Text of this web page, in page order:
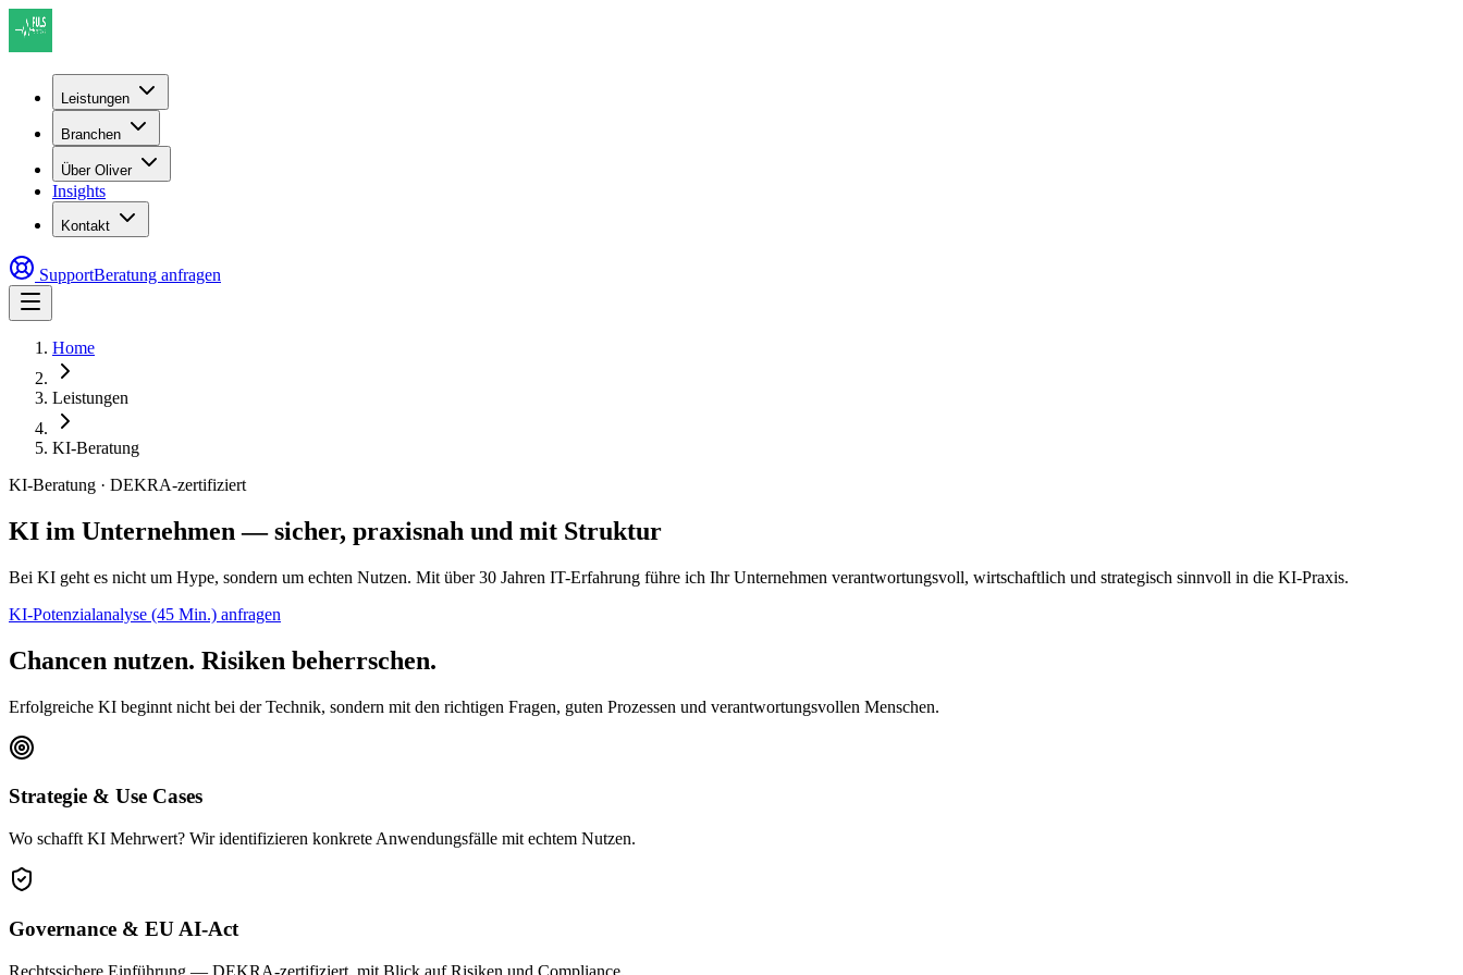
Leistungen
Branchen
Über Oliver
Insights
Kontakt
SupportBeratung anfragen
Home
Leistungen
KI-Beratung
KI-Beratung · DEKRA-zertifiziert
KI im Unternehmen — sicher, praxisnah und mit Struktur
Bei KI geht es nicht um Hype, sondern um echten Nutzen. Mit über 30 Jahren IT-Erfahrung führe ich Ihr Unternehmen verantwortungsvoll, wirtschaftlich und strategisch sinnvoll in die KI-Praxis.
KI-Potenzialanalyse (45 Min.) anfragen
Chancen nutzen. Risiken beherrschen.
Erfolgreiche KI beginnt nicht bei der Technik, sondern mit den richtigen Fragen, guten Prozessen und verantwortungsvollen Menschen.
Strategie & Use Cases
Wo schafft KI Mehrwert? Wir identifizieren konkrete Anwendungsfälle mit echtem Nutzen.
Governance & EU AI-Act
Rechtssichere Einführung — DEKRA-zertifiziert, mit Blick auf Risiken und Compliance.